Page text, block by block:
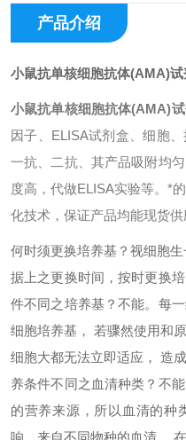
产品介绍
小鼠抗单核细胞抗体(AMA)试
小鼠抗单核细胞抗体(AMA)
因子、ELISA试剂盒、细胞
一抗、二抗、其产品吸附均
度高，代做ELISA实验等。*
化技术，保证产品均能现货供
何时须更换培养基？ 视细胞
据上之更换时间，按时更换培
件不同之培养基？不能。每
细胞培养基， 若骤然使用和
细胞大都无法立即适应， 造
养条件不同之血清种类？ 不
的营养来源，所以血清的种
响。来自不同物种的血清，